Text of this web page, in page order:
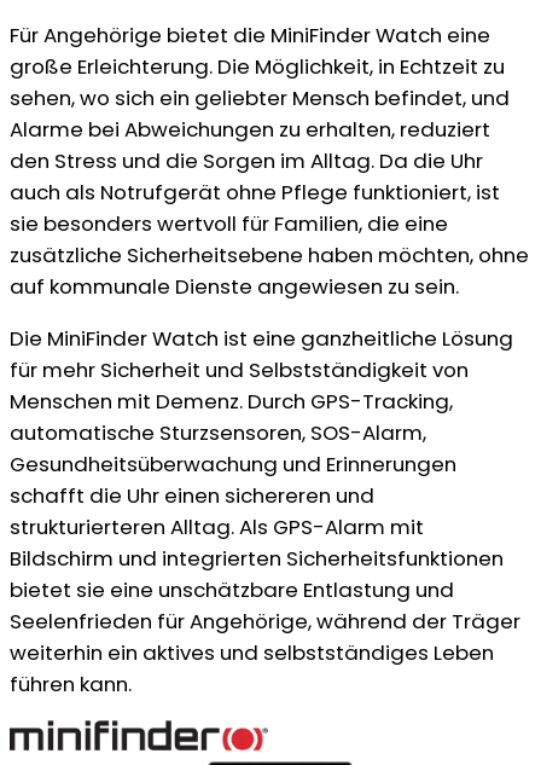
Für Angehörige bietet die MiniFinder Watch eine
große Erleichterung. Die Möglichkeit, in Echtzeit zu
sehen, wo sich ein geliebter Mensch befindet, und
Alarme bei Abweichungen zu erhalten, reduziert
den Stress und die Sorgen im Alltag. Da die Uhr
auch als Notrufgerät ohne Pflege funktioniert, ist
sie besonders wertvoll für Familien, die eine
zusätzliche Sicherheitsebene haben möchten, ohne
auf kommunale Dienste angewiesen zu sein.
Die MiniFinder Watch ist eine ganzheitliche Lösung
für mehr Sicherheit und Selbstständigkeit von
Menschen mit Demenz. Durch GPS-Tracking,
automatische Sturzsensoren, SOS-Alarm,
Gesundheitsüberwachung und Erinnerungen
schafft die Uhr einen sichereren und
strukturierteren Alltag. Als GPS-Alarm mit
Bildschirm und integrierten Sicherheitsfunktionen
bietet sie eine unschätzbare Entlastung und
Seelenfrieden für Angehörige, während der Träger
weiterhin ein aktives und selbstständiges Leben
führen kann.